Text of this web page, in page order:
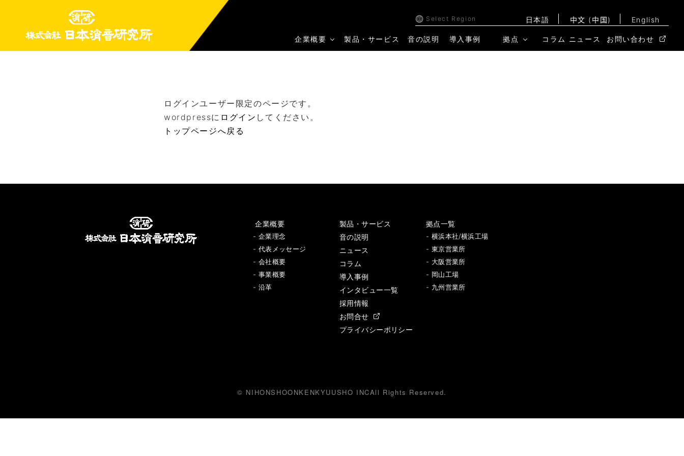
Select Region 日本語 中文 (中国) English
企業概要 製品・サービス 音の説明 導入事例 拠点 コラム ニュース お問い合わせ
ログインユーザー限定のページです。
wordpressに ログイン してください。
トップページへ戻る
企業概要
- 企業理念
- 代表メッセージ
- 会社概要
- 事業概要
- 沿革
製品・サービス
音の説明
ニュース
コラム
導入事例
インタビュー一覧
採用情報
お問合せ
プライバシーポリシー
拠点一覧
- 横浜本社/横浜工場
- 東京営業所
- 大阪営業所
- 岡山工場
- 九州営業所
© NIHONSHOONKENKYUUSHO INCAll Rights Reserved.